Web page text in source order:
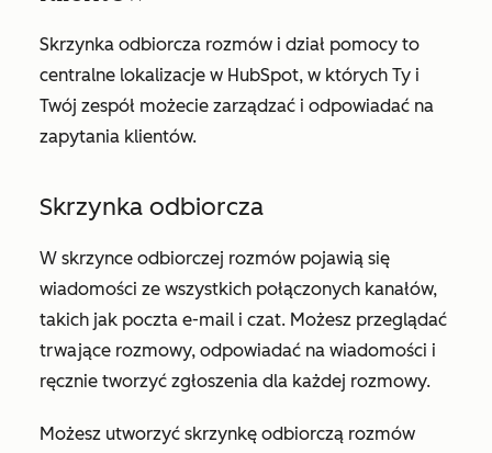
Skrzynka odbiorcza rozmów i dział pomocy to
centralne lokalizacje w HubSpot, w których Ty i
Twój zespół możecie zarządzać i odpowiadać na
zapytania klientów.
Skrzynka odbiorcza
W skrzynce odbiorczej rozmów pojawią się
wiadomości ze wszystkich połączonych kanałów,
takich jak poczta e-mail i czat. Możesz przeglądać
trwające rozmowy, odpowiadać na wiadomości i
ręcznie tworzyć zgłoszenia dla każdej rozmowy.
Możesz utworzyć skrzynkę odbiorczą rozmów